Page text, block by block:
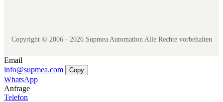
Copyright © 2006 - 2026 Supmea Automation Alle Rechte vorbehalten
Email
info@supmea.com
Copy
WhatsApp
Anfrage
Telefon